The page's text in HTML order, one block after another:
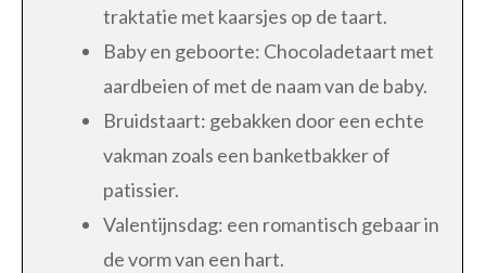
traktatie met kaarsjes op de taart.
Baby en geboorte: Chocoladetaart met
aardbeien of met de naam van de baby.
Bruidstaart: gebakken door een echte
vakman zoals een banketbakker of
patissier.
Valentijnsdag: een romantisch gebaar in
de vorm van een hart.